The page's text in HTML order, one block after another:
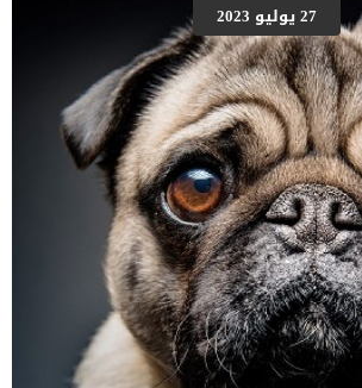
27 يوليو 2023